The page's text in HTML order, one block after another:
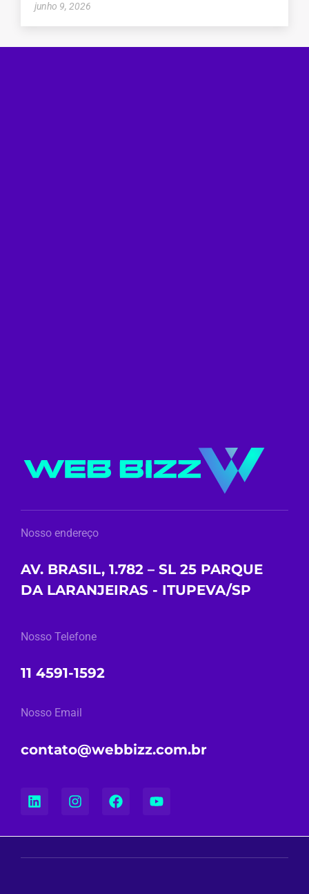
junho 9, 2026
Nosso endereço
AV. BRASIL, 1.782 – SL 25 PARQUE
DA LARANJEIRAS - ITUPEVA/SP
Nosso Telefone
11 4591-1592
Nosso Email
contato@webbizz.com.br